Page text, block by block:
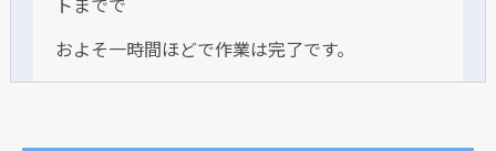
およそ一時間ほどで作業は完了です。